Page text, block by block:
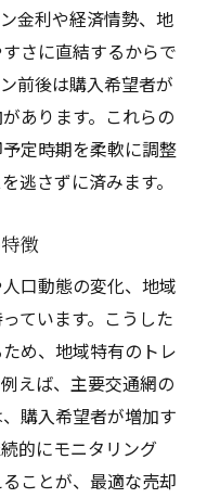
金利や経済情勢、地
さに直結するからで
前後は購入希望者が
あります。これらの
定時期を柔軟に調整
逃さずに済みます。
徴
口動態の変化、地域
ています。こうした
め、地域特有のトレ
えば、主要交通網の
購入希望者が増加す
的にモニタリング
ことが、最適な売却